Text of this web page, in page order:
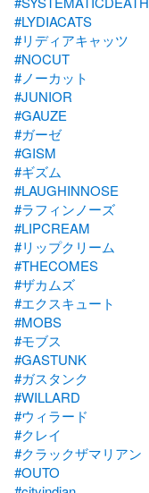
#LYDIACATS
#リディアキャッツ
#NOCUT
#ノーカット
#JUNIOR
#GAUZE
#ガーゼ
#GISM
#ギズム
#LAUGHINNOSE
#ラフィンノーズ
#LIPCREAM
#リップクリーム
#THECOMES
#ザカムズ
#エクスキュート
#MOBS
#モブス
#GASTUNK
#ガスタンク
#WILLARD
#ウィラード
#クレイ
#クラックザマリアン
#OUTO